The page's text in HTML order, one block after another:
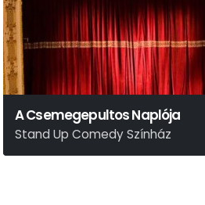
A Csemegepultos Naplója
Stand Up Comedy Színház
Gerlóczy Márton